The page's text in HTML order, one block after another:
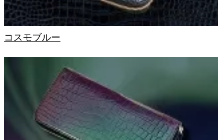
コスモブルー